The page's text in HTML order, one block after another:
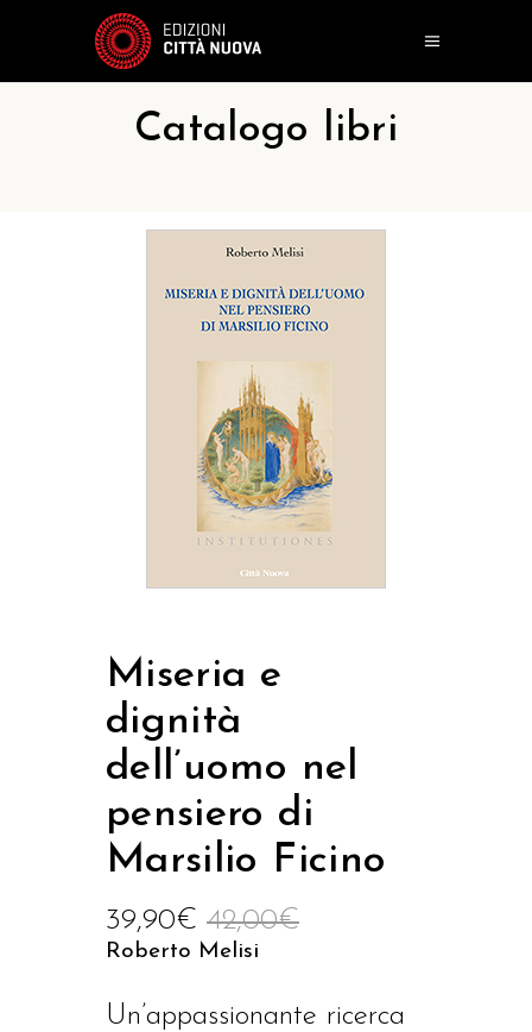
Catalogo libri
Miseria e
dignità
dell’uomo nel
pensiero di
Marsilio Ficino
42,00€
39,90€
Roberto Melisi
Un’appassionante ricerca